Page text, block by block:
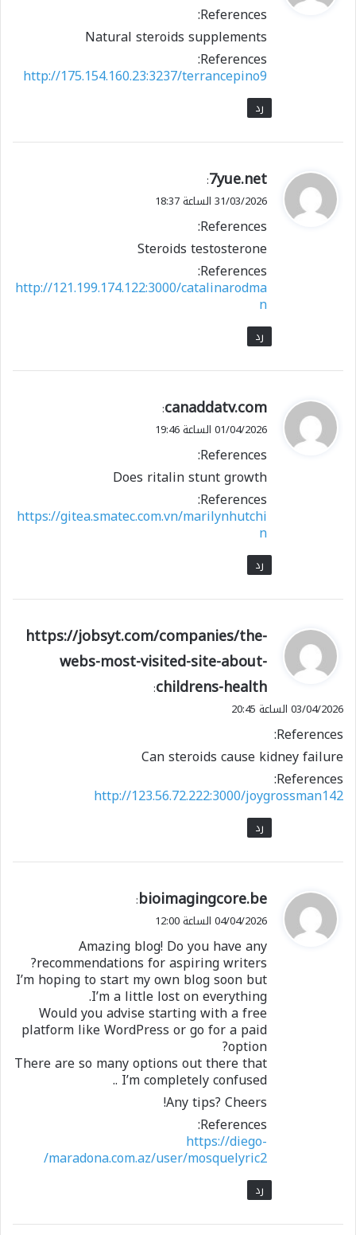
ل
References:
Natural steroids supplements
References:
http://175.154.160.23:3237/terrancepino9
رد
ي
ق
ل
7yue.net
:
31/03/2026 الساعة 18:37
References:
Steroids testosterone
References:
http://121.199.174.122:3000/catalinarodma
n
رد
ي
ق
ل
canaddatv.com
:
01/04/2026 الساعة 19:46
References:
Does ritalin stunt growth
References:
https://gitea.smatec.com.vn/marilynhutchi
n
رد
ي
و
ل
https://jobsyt.com/companies/the-
webs-most-visited-site-about-
childrens-health
:
03/04/2026 الساعة 20:45
References:
Can steroids cause kidney failure
References:
http://123.56.72.222:3000/joygrossman142
رد
ي
ق
ل
bioimagingcore.be
:
04/04/2026 الساعة 12:00
Amazing blog! Do you have any
recommendations for aspiring writers?
I’m hoping to start my own blog soon but
I’m a little lost on everything.
Would you advise starting with a free
platform like WordPress or go for a paid
option?
There are so many options out there that
I’m completely confused ..
Any tips? Cheers!
References:
https://diego-
maradona.com.az/user/mosquelyric2/
رد